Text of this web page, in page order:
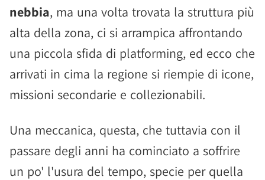
nebbia, ma una volta trovata la struttura più
alta della zona, ci si arrampica affrontando
una piccola sfida di platforming, ed ecco che
arrivati in cima la regione si riempie di icone,
missioni secondarie e collezionabili.
Una meccanica, questa, che tuttavia con il
passare degli anni ha cominciato a soffrire
un po' l'usura del tempo, specie per quella